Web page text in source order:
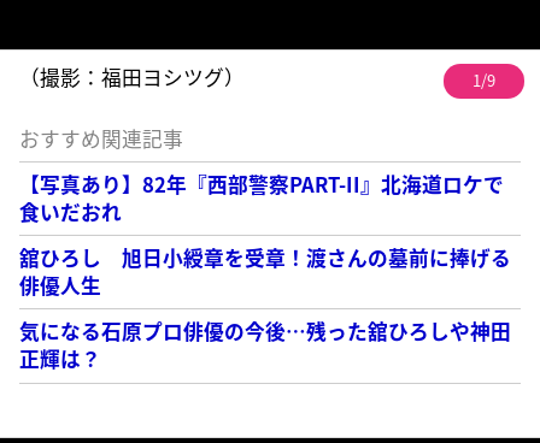
（撮影：福田ヨシツグ） 1/9
おすすめ関連記事
【写真あり】82年『西部警察PART-II』北海道ロケで
食いだおれ
舘ひろし 旭日小綬章を受章！渡さんの墓前に捧げる
俳優人生
気になる石原プロ俳優の今後…残った舘ひろしや神田
正輝は？